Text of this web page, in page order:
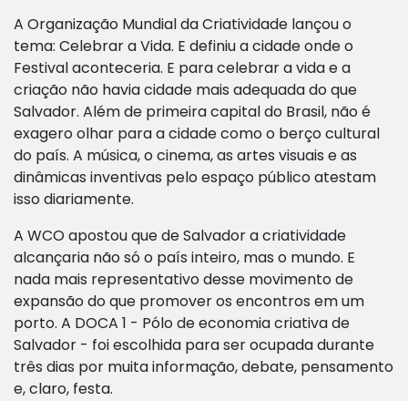
A Organização Mundial da Criatividade lançou o
tema: Celebrar a Vida. E definiu a cidade onde o
Festival aconteceria. E para celebrar a vida e a
criação não havia cidade mais adequada do que
Salvador. Além de primeira capital do Brasil, não é
exagero olhar para a cidade como o berço cultural
do país. A música, o cinema, as artes visuais e as
dinâmicas inventivas pelo espaço público atestam
isso diariamente.
A WCO apostou que de Salvador a criatividade
alcançaria não só o país inteiro, mas o mundo. E
nada mais representativo desse movimento de
expansão do que promover os encontros em um
porto. A DOCA 1 - Pólo de economia criativa de
Salvador - foi escolhida para ser ocupada durante
três dias por muita informação, debate, pensamento
e, claro, festa.